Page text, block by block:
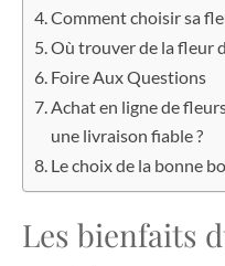
Comment choisir sa
Où trouver de la fleur
Foire Aux Questions
Achat en ligne de
une livraison fiable ?
Le choix de la bonne
Les bienfaits